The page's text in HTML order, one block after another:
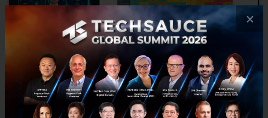
จาก Genome สู่ Mobile Phone : นวัตกรรมการดูแลสุขภาพ
×